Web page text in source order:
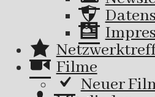
Filme
Neuer